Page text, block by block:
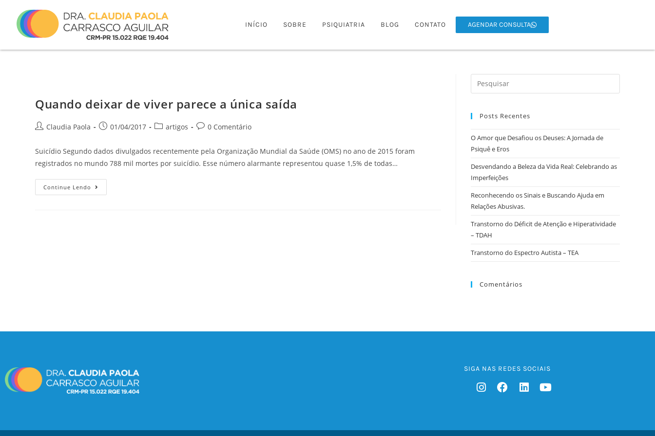
INÍCIO SOBRE PSIQUIATRIA BLOG CONTATO AGENDAR CONSULTA
Quando deixar de viver parece a única saída
Claudia Paola 01/04/2017 artigos 0 Comentário
Suicídio Segundo dados divulgados recentemente pela Organização Mundial da Saúde (OMS) no ano de 2015 foram
registrados no mundo 788 mil mortes por suicídio. Esse número alarmante representou quase 1,5% de todas…
Continue Lendo
Posts Recentes
O Amor que Desafiou os Deuses: A Jornada de
Psiquê e Eros
Desvendando a Beleza da Vida Real: Celebrando as
Imperfeições
Reconhecendo os Sinais e Buscando Ajuda em
Relações Abusivas.
Transtorno do Déficit de Atenção e Hiperatividade
– TDAH
Transtorno do Espectro Autista – TEA
Comentários
SIGA NAS REDES SOCIAIS